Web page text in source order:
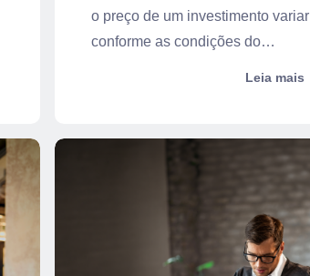
o preço de um investimento variar
conforme as condições do
Leia mais